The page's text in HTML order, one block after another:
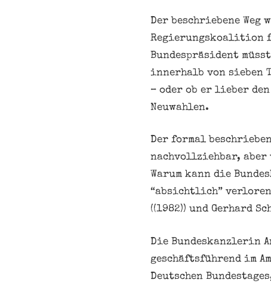
Der beschriebene
Regierungskoalition
Bundespräsident
innerhalb von sieben
– oder ob er lieber
Neuwahlen.
Der formal
nachvollziehbar, aber
Warum kann die
“absichtlich” verloren
((1982)) und Gerhard
Die Bundeskanzlerin
geschäftsführend im
Deutschen